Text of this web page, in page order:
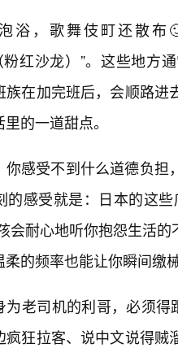
浴，歌舞伎町还散布
粉红沙龙）”。这些地方
族在加完班后，会顺路
的一道甜点。
你感受不到什么道德负担
的感受就是：日本的这
会耐心地听你抱怨生活
柔的频率也能让你瞬间缴
为老司机的利哥，必须
疯狂拉客、说中文说得